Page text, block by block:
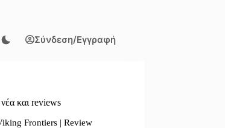
Σύνδεση/Εγγραφή
και reviews
Frontiers | Review